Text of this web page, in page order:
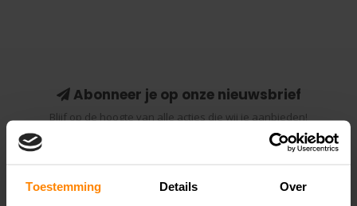
Toestemming Details Over
Abonneer je op onze nieuwsbrief
Blijf op de hoogte van alle acties die wij je aanbieden!
Abonneer